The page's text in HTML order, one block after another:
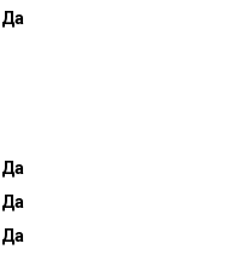
Да
Да
Да
Да